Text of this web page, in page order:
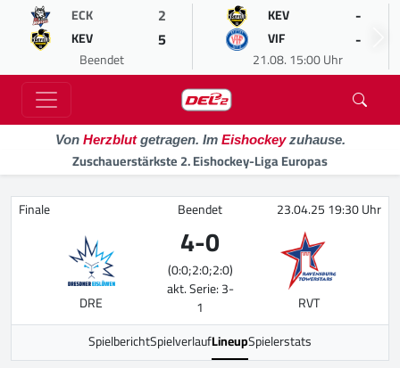
ECK 2
KEV 5
Beendet
KEV -
VIF -
21.08. 15:00 Uhr
Von Herzblutgetragen. Im Eishockeyzuhause.
Zuschauerstärkste 2. Eishockey-Liga Europas
Finale Beendet 23.04.25 19:30 Uhr
DRE
4-0
(0:0;2:0;2:0)
akt. Serie: 3-
1
RVT
SpielberichtSpielverlaufLineupSpielerstats